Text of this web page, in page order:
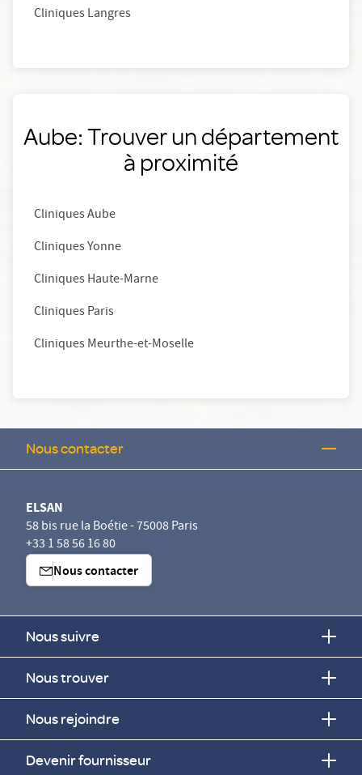
Cliniques Langres
Aube: Trouver un département
à proximité
Cliniques Aube
Cliniques Yonne
Cliniques Haute-Marne
Cliniques Paris
Cliniques Meurthe-et-Moselle
Nous contacter
ELSAN
58 bis rue la Boétie - 75008 Paris
+33 1 58 56 16 80
Nous contacter
Nous suivre
Nous trouver
Nous rejoindre
Devenir fournisseur